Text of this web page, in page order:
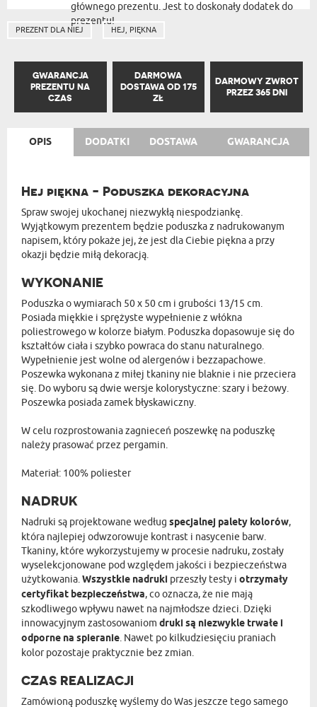
głównego prezentu. Jest to doskonały dodatek do
prezentu!
PREZENT DLA NIEJ HEJ, PIĘKNA
GWARANCJA
PREZENTU NA
CZAS
DARMOWA
DOSTAWA OD 175
ZŁ
DARMOWY ZWROT
PRZEZ 365 DNI
OPIS DODATKI DOSTAWA GWARANCJA
Hej piękna - Poduszka dekoracyjna
Spraw swojej ukochanej niezwykłą niespodziankę.
Wyjątkowym prezentem będzie poduszka z nadrukowanym
napisem, który pokaże jej, że jest dla Ciebie piękna a przy
okazji będzie miłą dekoracją.
WYKONANIE
Poduszka o wymiarach 50 x 50 cm i grubości 13/15 cm.
Posiada miękkie i sprężyste wypełnienie z włókna
poliestrowego w kolorze białym. Poduszka dopasowuje się do
kształtów ciała i szybko powraca do stanu naturalnego.
Wypełnienie jest wolne od alergenów i bezzapachowe.
Poszewka wykonana z miłej tkaniny nie blaknie i nie przeciera
się. Do wyboru są dwie wersje kolorystyczne: szary i beżowy.
Poszewka posiada zamek błyskawiczny.
W celu rozprostowania zagnieceń poszewkę na poduszkę
należy prasować przez pergamin.
Materiał: 100% poliester
NADRUK
Nadruki są projektowane według specjalnej palety kolorów,
która najlepiej odwzorowuje kontrast i nasycenie barw.
Tkaniny, które wykorzystujemy w procesie nadruku, zostały
wyselekcjonowane pod względem jakości i bezpieczeństwa
użytkowania.Wszystkie nadruki przeszły testy i otrzymały
certyfikat bezpieczeństwa, co oznacza, że nie mają
szkodliwego wpływu nawet na najmłodsze dzieci. Dzięki
innowacyjnym zastosowaniom druki są niezwykle trwałe i
odporne na spieranie. Nawet po kilkudziesięciu praniach
kolor pozostaje praktycznie bez zmian.
CZAS REALIZACJI
Zamówioną poduszkę wyślemy do Was jeszcze tego samego